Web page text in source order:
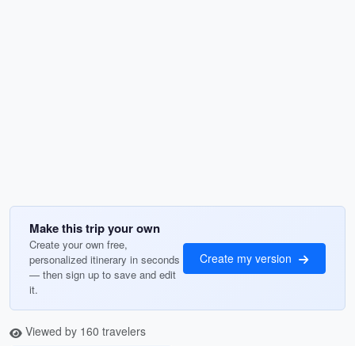
Make this trip your own
Create your own free,
personalized itinerary in seconds
— then sign up to save and edit
it.
Create my version
Viewed by 160 travelers